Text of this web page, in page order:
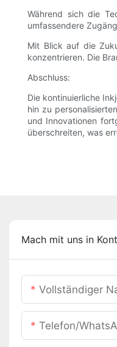
Während sich die
umfassendere
Mit Blick auf die
konzentrieren. Die
Abschluss:
Die kontinuierliche
hin zu
und Innovationen
überschreiten, was
Mach mit uns in
Vollständiger
Telefon/